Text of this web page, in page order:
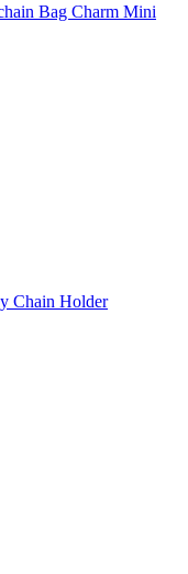
Bag Charm Mini
Chain Holder